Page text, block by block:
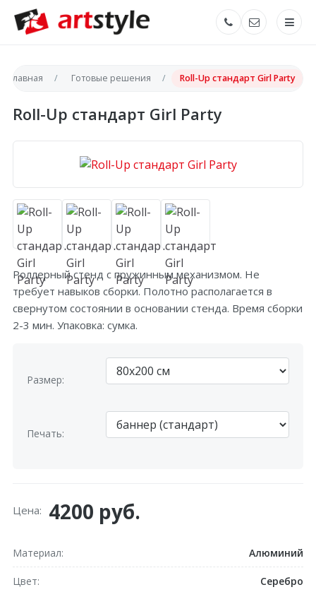
Главная Готовые решения Roll-Up стандарт Girl Party
Roll-Up стандарт Girl Party
Роллерный стенд с пружинным механизмом. Не
требует навыков сборки. Полотно располагается в
свернутом состоянии в основании стенда. Время сборки
2-3 мин. Упаковка: сумка.
Размер:
Печать:
Цена: 4200 руб.
Материал Алюминий
Цвет Серебро